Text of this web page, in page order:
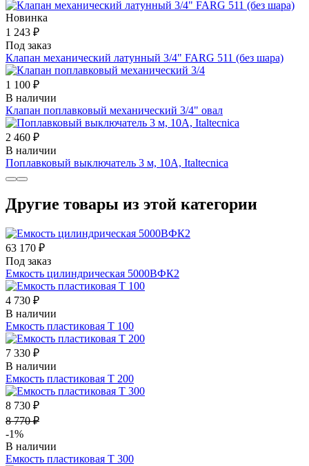
Новинка
1 243 ₽
Под заказ
Клапан механический латунный 3/4" FARG 511 (без шара)
1 100 ₽
В наличии
Клапан поплавковый механический 3/4" овал
2 460 ₽
В наличии
Поплавковый выключатель 3 м, 10А, Italtecnica
Другие товары из этой категории
63 170 ₽
Под заказ
Емкость цилиндрическая 5000ВФК2
4 730 ₽
В наличии
Емкость пластиковая Т 100
7 330 ₽
В наличии
Емкость пластиковая Т 200
8 730 ₽
8 770 ₽
-1%
В наличии
Емкость пластиковая Т 300